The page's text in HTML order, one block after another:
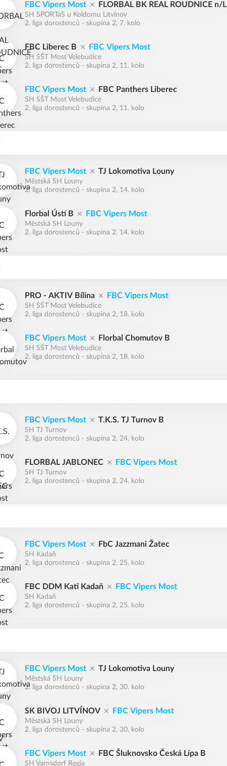
FBC Vipers Most FLORBAL BK REAL ROUDNICE n/L
SH SPORTaS u Koldomu Litvínov
2. liga dorostenců - skupina 2, 7. kolo
FBC Liberec B FBC Vipers Most
SH SŠT Most Velebudice
2. liga dorostenců - skupina 2, 11. kolo
FBC Vipers Most FBC Panthers Liberec
SH SŠT Most Velebudice
2. liga dorostenců - skupina 2, 11. kolo
FBC Vipers Most TJ Lokomotiva Louny
Městská SH Louny
2. liga dorostenců - skupina 2, 14. kolo
Florbal Ústí B FBC Vipers Most
Městská SH Louny
2. liga dorostenců - skupina 2, 14. kolo
PRO - AKTIV Bílina FBC Vipers Most
SH SŠT Most Velebudice
2. liga dorostenců - skupina 2, 18. kolo
FBC Vipers Most Florbal Chomutov B
SH SŠT Most Velebudice
2. liga dorostenců - skupina 2, 18. kolo
FBC Vipers Most T.K.S. TJ Turnov B
SH TJ Turnov
2. liga dorostenců - skupina 2, 24. kolo
FLORBAL JABLONEC FBC Vipers Most
SH TJ Turnov
2. liga dorostenců - skupina 2, 24. kolo
FBC Vipers Most FbC Jazzmani Žatec
SH Kadaň
2. liga dorostenců - skupina 2, 25. kolo
FBC DDM Kati Kadaň FBC Vipers Most
SH Kadaň
2. liga dorostenců - skupina 2, 25. kolo
FBC Vipers Most TJ Lokomotiva Louny
Městská SH Louny
2. liga dorostenců - skupina 2, 30. kolo
SK BIVOJ LITVÍNOV FBC Vipers Most
Městská SH Louny
2. liga dorostenců - skupina 2, 30. kolo
FBC Vipers Most FBC Šluknovsko Česká Lípa B
SH Varnsdorf Regia